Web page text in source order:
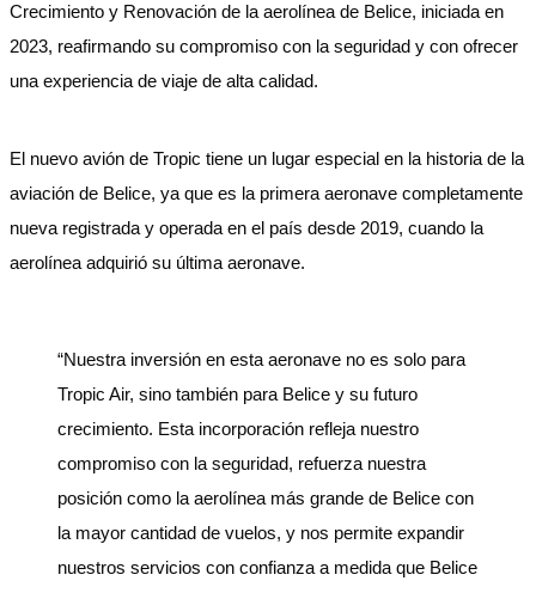
Crecimiento y Renovación de la aerolínea de Belice, iniciada en
2023, reafirmando su compromiso con la seguridad y con ofrecer
una experiencia de viaje de alta calidad.
El nuevo avión de Tropic tiene un lugar especial en la historia de la
aviación de Belice, ya que es la primera aeronave completamente
nueva registrada y operada en el país desde 2019, cuando la
aerolínea adquirió su última aeronave.
“Nuestra inversión en esta aeronave no es solo para
Tropic Air, sino también para Belice y su futuro
crecimiento. Esta incorporación refleja nuestro
compromiso con la seguridad, refuerza nuestra
posición como la aerolínea más grande de Belice con
la mayor cantidad de vuelos, y nos permite expandir
nuestros servicios con confianza a medida que Belice